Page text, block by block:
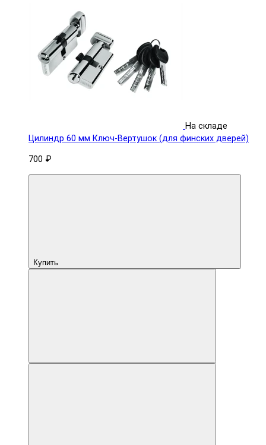
На складе
Цилиндр 60 мм Ключ-Вертушок (для финских дверей)
700 ₽
Купить